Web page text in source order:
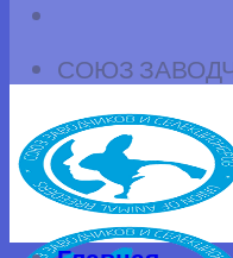
СОЮЗ